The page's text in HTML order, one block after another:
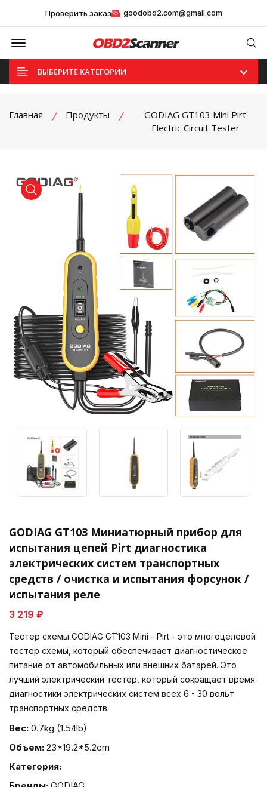
Проверить заказ goodobd2.com@gmail.com
Offcanvas Menu Open
ВЫБЕРИТЕ КАТЕГОРИИ
Главная Продукты
GODIAG GT103 Mini Pirt
Electric Circuit Tester
product view
GODIAG GT103 Миниатюрный прибор для
испытания цепей Pirt диагностика
электрических систем транспортных
средств / очистка и испытания форсунок /
испытания реле
3 219 ₽
Тестер схемы GODIAG GT103 Mini - Pirt - это многоцелевой
тестер схемы, который обеспечивает диагностическое
питание от автомобильных или внешних батарей. Это
лучший электрический тестер, который сокращает время
диагностики электрических систем всех 6 - 30 вольт
транспортных средств.
Вес: 0.7kg (1.54lb)
Объем: 23*19.2*5.2cm
Категория: